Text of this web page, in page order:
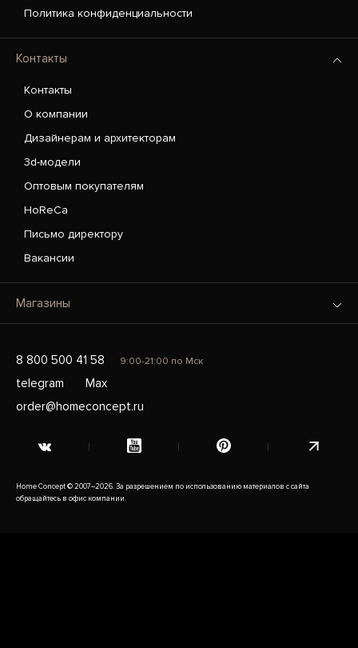
Политика конфиденциальности
Контакты
Контакты
О компании
Дизайнерам и архитекторам
3d-модели
Оптовым покупателям
HoReCa
Письмо директору
Вакансии
Магазины
8 800 500 41 58 9:00-21:00 по Мск
telegram
Max
order@homeconcept.ru
Home Concept © 2007–2026. За разрешением по использованию материалов с сайта
обращайтесь в офис компании.